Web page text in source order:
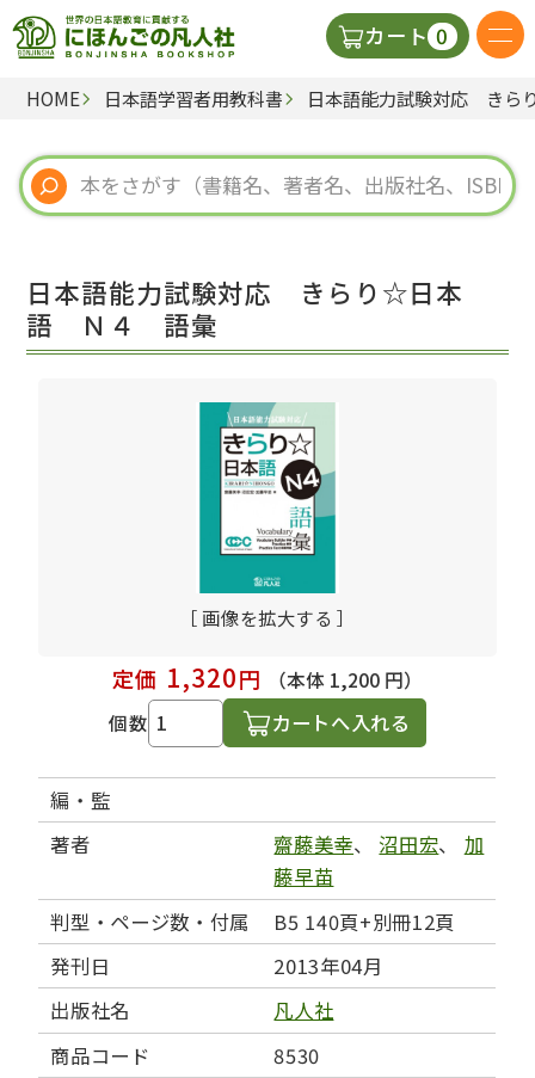
カート 0
日本語の教科書
視聴覚・補助教材
教師用参考書
HOME 日本語学習者用教科書 日本語能力試験対応 き
日本語能力試験対応 きらり☆日本
語 Ｎ４ 語彙
［ 画像を拡大する ］
定価 1,320円
（本体 1,200 円）
個数
カートへ入れる
編・監
著者
齋藤美幸、 沼田宏、 加
藤早苗
判型・ページ数・付属
B5 140頁+別冊12頁
発刊日
2013年04月
出版社名
凡人社
商品コード
8530